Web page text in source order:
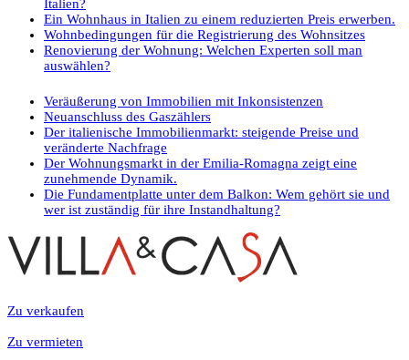
Italien?
Ein Wohnhaus in Italien zu einem reduzierten Preis erwerben.
Wohnbedingungen für die Registrierung des Wohnsitzes
Renovierung der Wohnung: Welchen Experten soll man
auswählen?
Veräußerung von Immobilien mit Inkonsistenzen
Neuanschluss des Gaszählers
Der italienische Immobilienmarkt: steigende Preise und
veränderte Nachfrage
Der Wohnungsmarkt in der Emilia-Romagna zeigt eine
zunehmende Dynamik.
Die Fundamentplatte unter dem Balkon: Wem gehört sie und
wer ist zuständig für ihre Instandhaltung?
Zu verkaufen
Zu vermieten